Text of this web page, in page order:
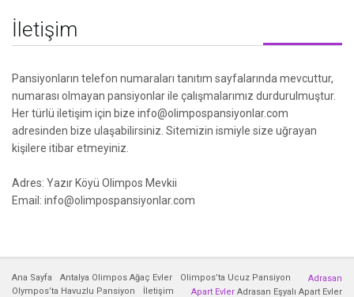
İletişim
Pansiyonların telefon numaraları tanıtım sayfalarında mevcuttur,
numarası olmayan pansiyonlar ile çalışmalarımız durdurulmuştur.
Her türlü iletişim için bize info@olimpospansiyonlar.com
adresinden bize ulaşabilirsiniz. Sitemizin ismiyle size uğrayan
kişilere itibar etmeyiniz.
Adres: Yazır Köyü Olimpos Mevkii
Email: info@olimpospansiyonlar.com
Ana Sayfa Antalya Olimpos Ağaç Evler
Olimpos’ta Ucuz Pansiyon
Olympos’ta Havuzlu Pansiyon
İletişim
Adrasan
Apart Evler Adrasan Eşyalı Apart Evler